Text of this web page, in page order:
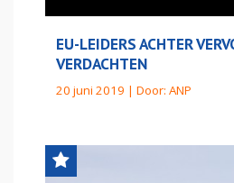
EU-LEIDERS ACHTER
VERDACHTEN
20 juni 2019 | Door: ANP